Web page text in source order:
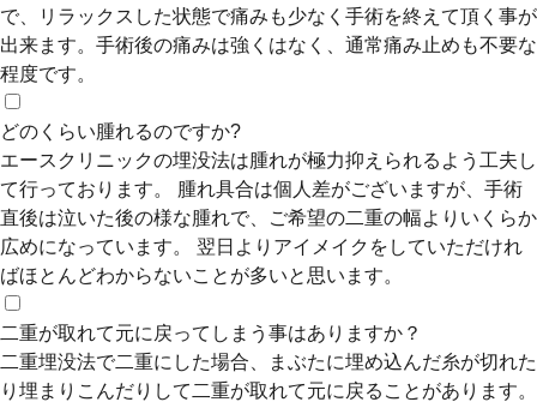
で、リラックスした状態で痛みも少なく手術を終えて頂く事が
出来ます。手術後の痛みは強くはなく、通常痛み止めも不要な
程度です。
どのくらい腫れるのですか?
エースクリニックの埋没法は腫れが極力抑えられるよう工夫し
て行っております。 腫れ具合は個人差がございますが、手術
直後は泣いた後の様な腫れで、ご希望の二重の幅よりいくらか
広めになっています。 翌日よりアイメイクをしていただけれ
ばほとんどわからないことが多いと思います。
二重が取れて元に戻ってしまう事はありますか？
二重埋没法で二重にした場合、まぶたに埋め込んだ糸が切れた
り埋まりこんだりして二重が取れて元に戻ることがあります。